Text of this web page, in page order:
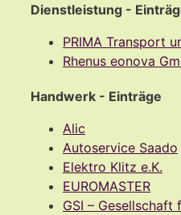
Dienstleistung -
PRIMA Transport
Rhenus eonova
Handwerk - Einträge
Alic
Autoservice Saado
Elektro Klitz e.K.
EUROMASTER
GSI –